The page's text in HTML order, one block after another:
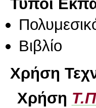
Βιβλίο
Χρήση
Χρήση